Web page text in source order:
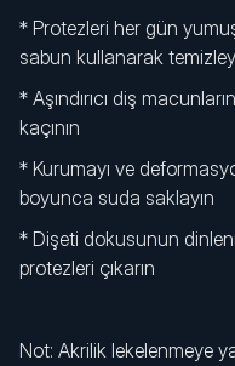
* Protezleri her gün
sabun kullanarak
* Aşındırıcı diş
kaçının
* Kurumayı ve
boyunca suda saklayın
* Dişeti dokusunun
protezleri çıkarın
Not: Akrilik lekelenmeye